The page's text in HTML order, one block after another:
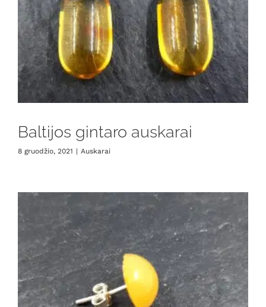
Baltijos gintaro auskarai
8 gruodžio, 2021 | Auskarai